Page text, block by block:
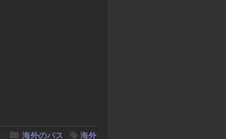
海外のバス 海外